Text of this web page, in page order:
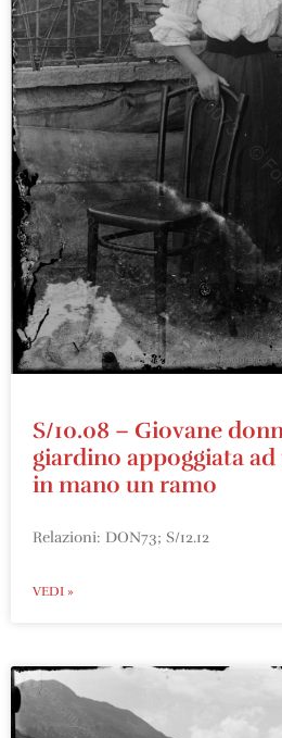
S/10.08 – Giovane
giardino appoggiata ad
in mano un ramo
Relazioni: DON73; S/12.12
VEDI »